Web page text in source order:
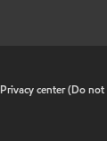
Privacy center (Do